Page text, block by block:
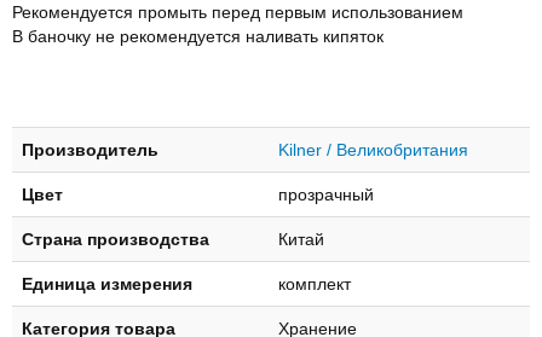
Рекомендуется промыть перед первым использованием
В баночку не рекомендуется наливать кипяток
Производитель Kilner / Великобритания
Цвет прозрачный
Страна производства Китай
Единица измерения комплект
Категория товара Хранение